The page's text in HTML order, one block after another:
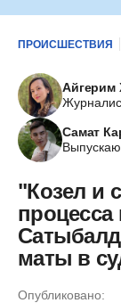
ПРОИСШЕСТВИЯ
Айгерим
Самат
"Козел и
маты в
Опубликовано: